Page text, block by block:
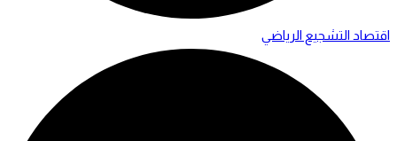
اقتصاد التشجيع الرياضي